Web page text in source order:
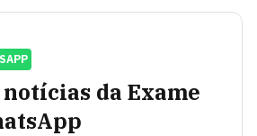
notícias da Exame